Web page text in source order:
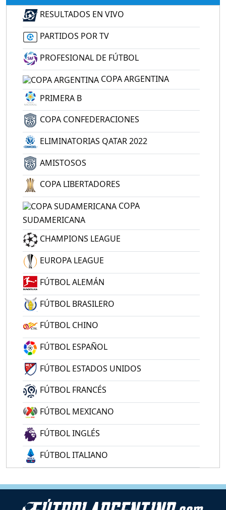
RESULTADOS EN VIVO
PARTIDOS POR TV
PROFESIONAL DE FÚTBOL
COPA ARGENTINA
PRIMERA B
COPA CONFEDERACIONES
ELIMINATORIAS QATAR 2022
AMISTOSOS
COPA LIBERTADORES
COPA
SUDAMERICANA
CHAMPIONS LEAGUE
EUROPA LEAGUE
FÚTBOL ALEMÁN
FÚTBOL BRASILERO
FÚTBOL CHINO
FÚTBOL ESPAÑOL
FÚTBOL ESTADOS UNIDOS
FÚTBOL FRANCÉS
FÚTBOL MEXICANO
FÚTBOL INGLÉS
FÚTBOL ITALIANO